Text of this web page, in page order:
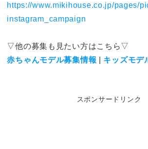
https://www.mikihouse.co.jp/pages/
instagram_campaign
▽他の募集も見たい方はこちら▽
赤ちゃんモデル募集情報
キッズモデ
スポンサードリンク